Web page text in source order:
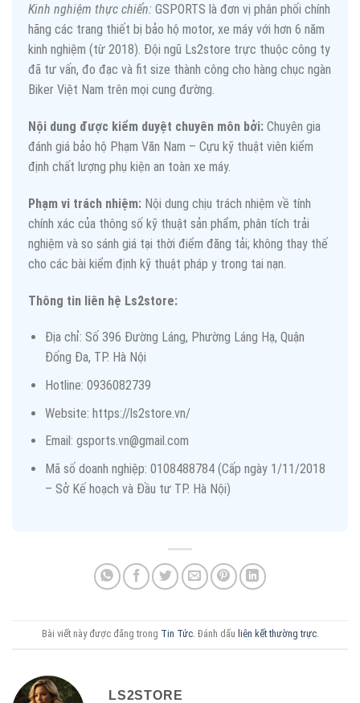
Kinh nghiệm thực chiến: GSPORTS là đơn vị phân phối chính
hãng các trang thiết bị bảo hộ motor, xe máy với hơn 6 năm
kinh nghiệm (từ 2018). Đội ngũ Ls2store trực thuộc công ty
đã tư vấn, đo đạc và fit size thành công cho hàng chục ngàn
Biker Việt Nam trên mọi cung đường.
Nội dung được kiểm duyệt chuyên môn bởi: Chuyên gia
đánh giá bảo hộ Phạm Văn Nam – Cựu kỹ thuật viên kiểm
định chất lượng phụ kiện an toàn xe máy.
Phạm vi trách nhiệm: Nội dung chịu trách nhiệm về tính
chính xác của thông số kỹ thuật sản phẩm, phân tích trải
nghiệm và so sánh giá tại thời điểm đăng tải; không thay thế
cho các bài kiểm định kỹ thuật pháp y trong tai nạn.
Thông tin liên hệ Ls2store:
Địa chỉ: Số 396 Đường Láng, Phường Láng Hạ, Quận
Đống Đa, TP. Hà Nội
Hotline: 0936082739
Website: https://ls2store.vn/
Email: gsports.vn@gmail.com
Mã số doanh nghiệp: 0108488784 (Cấp ngày 1/11/2018
– Sở Kế hoạch và Đầu tư TP. Hà Nội)
Bài viết này được đăng trong Tin Tức. Đánh dấu liên kết thường trực.
LS2STORE